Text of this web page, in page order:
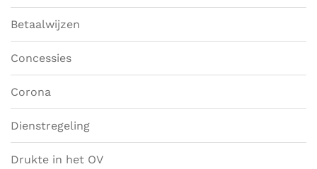
Betaalwijzen
Concessies
Corona
Dienstregeling
Drukte in het OV